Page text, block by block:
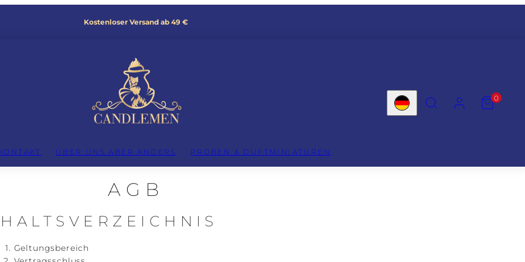
Kostenloser Versand ab 49 €
ÜBER UNS ABER ANDERS PROBEN & DUFTMINIATUREN
Land/Region
MEINEN
0
AGB
Geltungsbereich